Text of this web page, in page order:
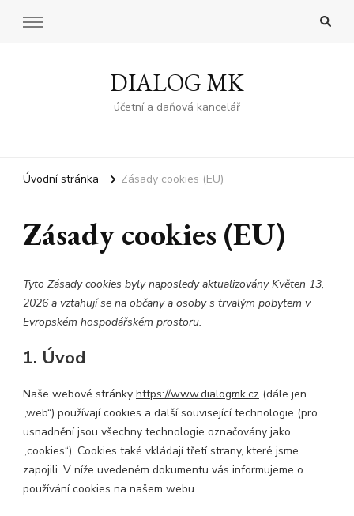
DIALOG MK
účetní a daňová kancelář
Úvodní stránka Zásady cookies (EU)
Zásady cookies (EU)
Tyto Zásady cookies byly naposledy aktualizovány Květen 13,
2026 a vztahují se na občany a osoby s trvalým pobytem v
Evropském hospodářském prostoru.
1. Úvod
Naše webové stránky https://www.dialogmk.cz (dále jen
„web“) používají cookies a další související technologie (pro
usnadnění jsou všechny technologie označovány jako
„cookies“). Cookies také vkládají třetí strany, které jsme
zapojili. V níže uvedeném dokumentu vás informujeme o
používání cookies na našem webu.